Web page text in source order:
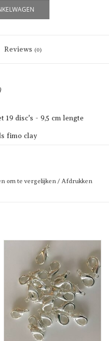
Reviews (0)
19 disc's - 9,5 cm lengte
fimo clay
om te vergelijken / Afdrukken